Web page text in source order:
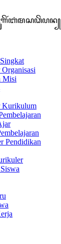
Misi
Kurikulum
Pendidikan